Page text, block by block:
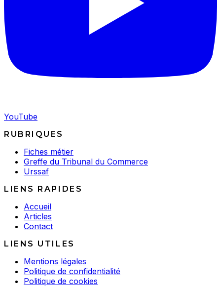
YouTube
RUBRIQUES
Fiches métier
Greffe du Tribunal du Commerce
Urssaf
LIENS RAPIDES
Accueil
Articles
Contact
LIENS UTILES
Mentions légales
Politique de confidentialité
Politique de cookies